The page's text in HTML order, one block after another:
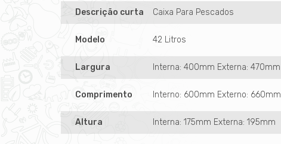
Descrição curta Caixa Para Pescados
Modelo 42 Litros
Largura Interna: 400mm Externa: 470mm
Comprimento Interno: 600mm Externo: 660mm
Altura Interna: 175mm Externa: 195mm